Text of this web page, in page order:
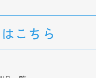
こちら